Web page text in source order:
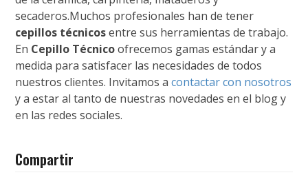
secaderos.Muchos profesionales han de tener
cepillos técnicosentre sus herramientas de trabajo.
En Cepillo Técnicoofrecemos gamas estándar y a
medida para satisfacer las necesidades de todos
nuestros clientes. Invitamos acontactar con nosotros
y a estar al tanto de nuestras novedades en el blog y
en las redes sociales.
Compartir